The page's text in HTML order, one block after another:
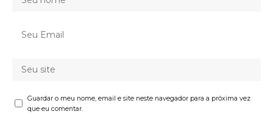
Guardar o meu nome, email e site neste navegador para a próxima vez
que eu comentar.